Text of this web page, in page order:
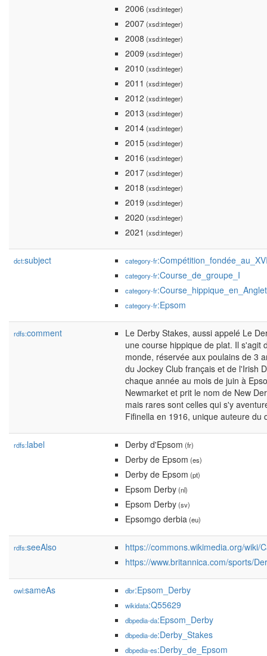
2006 (xsd:integer)
2007(xsd:integer)
2008 (xsd:integer)
2009 (xsd:integer)
2010 (xsd:integer)
2011 (xsd:integer)
2012 (xsd:integer)
2013 (xsd:integer)
2014(xsd:integer)
2015(xsd:integer)
2016 (xsd:integer)
2017(xsd:integer)
2018 (xsd:integer)
2019 (xsd:integer)
2020 (xsd:integer)
2021 (xsd:integer)
dct:subject category-fr
category-fr:Course_de_groupe_I
category-fr
category-fr:Epsom
rdfs:comment
Le Derby Stakes, aussi appelé Le
une course hippique de plat. Il s'agit
monde, réservée aux poulains de 3
du Jockey Club français et de l'Irish
chaque année au mois de juin à
Newmarket et prit le nom de New
mais rares sont celles qui s'y
Fifinella en 1916, unique auteure du
rdfs:label Derby d'Epsom (fr)
Derby de Epsom (es)
Derby de Epsom (pt)
Epsom Derby(nl)
Epsom Derby(sv)
Epsomgo derbia(eu)
rdfs:seeAlso
https://commons.wikimedia.org/wiki/
https://www.britannica.com/sports/
owl:sameAs dbr:Epsom_Derby
wikidata:Q55629
dbpedia-da:Epsom_Derby
dbpedia-de:Derby_Stakes
dbpedia-es:Derby_de_Epsom